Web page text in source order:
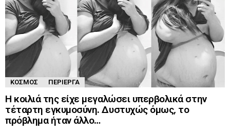
ΚΌΣΜΟΣ ΠΕΡΊΕΡΓΑ
Η κοιλιά της είχε μεγαλώσει υπερβολικά στην
τέταρτη εγκυμοσύνη. Δυστυχώς όμως, το
πρόβλημα ήταν άλλο…